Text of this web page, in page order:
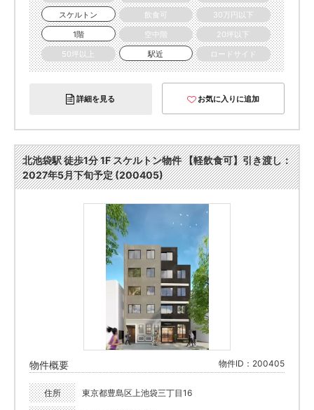
スケルトン
飲食可
30万円以下
1階
空中階
20坪以下
50坪以上
駅近 ロードサイド
詳細を見る お気に入りに追加
北池袋駅 徒歩1分 1F スケルトン物件 【軽飲食可】引き渡し：
2027年5⽉下旬予定 (200405)
物件概要 物件ID：200405
住所 東京都豊島区上池袋三丁目16